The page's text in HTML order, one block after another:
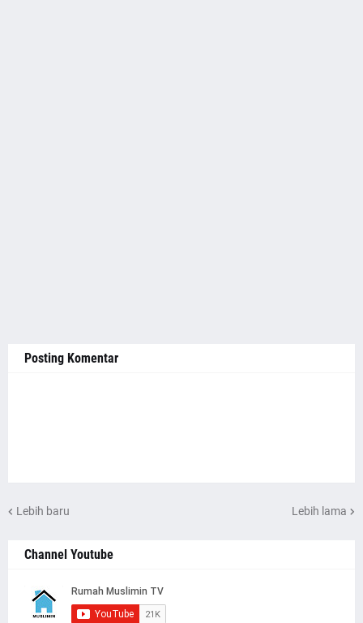
Posting Komentar
Lebih baru Lebih lama
Channel Youtube